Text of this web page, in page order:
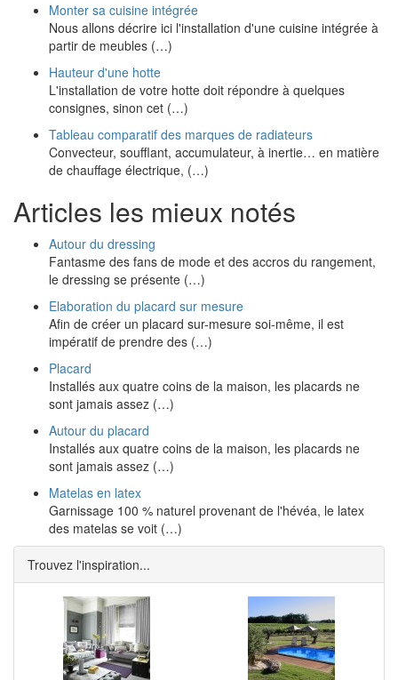
Monter sa cuisine intégrée
Nous allons décrire ici l'installation d'une cuisine intégrée à
partir de meubles (…)
Hauteur d'une hotte
L'installation de votre hotte doit répondre à quelques
consignes, sinon cet (…)
Tableau comparatif des marques de radiateurs
Convecteur, soufflant, accumulateur, à inertie… en matière
de chauffage électrique, (…)
Articles les mieux notés
Autour du dressing
Fantasme des fans de mode et des accros du rangement,
le dressing se présente (…)
Elaboration du placard sur mesure
Afin de créer un placard sur-mesure soi-même, il est
impératif de prendre des (…)
Placard
Installés aux quatre coins de la maison, les placards ne
sont jamais assez (…)
Autour du placard
Installés aux quatre coins de la maison, les placards ne
sont jamais assez (…)
Matelas en latex
Garnissage 100 % naturel provenant de l'hévéa, le latex
des matelas se voit (…)
Trouvez l'inspiration...